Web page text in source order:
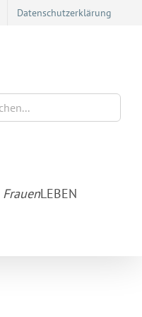
Datenschutzerklärung
FrauenLEBEN